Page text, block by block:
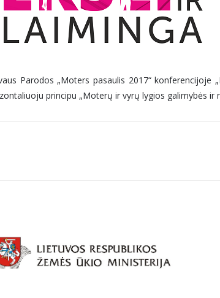
Parodos „Moters pasaulis 2017“ konferencijoje
principu „Moterų ir vyrų lygios galimybės ir